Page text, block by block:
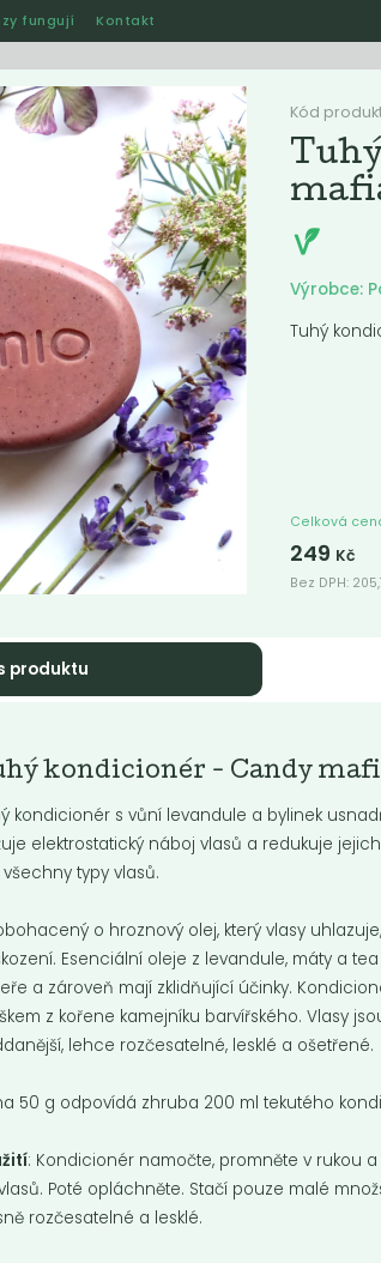
fungují Kontakt
Ostatní Akce Jak
Nejlevnější Nejdražší
bez sody
deodorant bez jedlé sody. Pink
sladko-svěží vůni,
Kč
Tuhý
249
Kód
Výrobce:
Tuhý
Celková
249 Kč
Bez DPH:
produktu
kondicionér - Candy
kondicionér s vůní levandule a bylinek
elektrostatický náboj vlasů a redukuje
typy vlasů.
o hroznový olej, který vlasy
Esenciální oleje z levandule, máty a
a zároveň mají zklidňující účinky.
z kořene kamejníku barvířského. Vlasy
lehce rozčesatelné, lesklé a ošetřené.
50 g odpovídá zhruba 200 ml tekutého
: Kondicionér namočte, promněte v rukou
Poté opláchněte. Stačí pouze malé
rozčesatelné a lesklé.